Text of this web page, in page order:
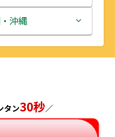
県
県
県
県
川県
県
県
県
県
府
県
県
県
島県
県
沖縄
県
県
県
タン30秒／